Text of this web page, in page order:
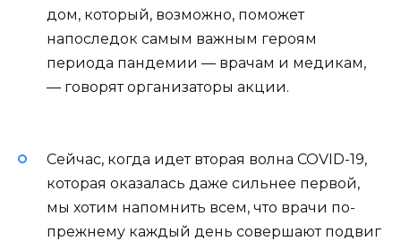
дом, который, возможно, поможет
напоследок самым важным героям
периода пандемии — врачам и медикам,
— говорят организаторы акции.
Сейчас, когда идет вторая волна COVID-19,
которая оказалась даже сильнее первой,
мы хотим напомнить всем, что врачи по-
прежнему каждый день совершают подвиг